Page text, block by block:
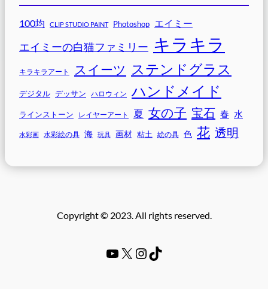
100均 CLIP STUDIO PAINT Photoshop エイミー
エイミーの白猫ファミリー キラキラ
キラキラアート スイーツ ステンドグラス
デジタル デッサン ハロウィン ハンドメイド
ラインストーン レイヤーアート 夏 女の子 宝石 春 水
水彩画 水彩絵の具 海 玩具 画材 粘土 絵の具 色 花 透明
Copyright © 2023. All rights reserved.
YouTube # Instagram TikTok